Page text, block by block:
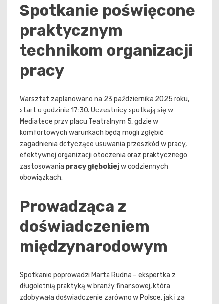
Spotkanie poświęcone
praktycznym
technikom organizacji
pracy
Warsztat zaplanowano na 23 października 2025 roku,
start o godzinie 17:30. Uczestnicy spotkają się w
Mediatece przy placu Teatralnym 5, gdzie w
komfortowych warunkach będą mogli zgłębić
zagadnienia dotyczące usuwania przeszkód w pracy,
efektywnej organizacji otoczenia oraz praktycznego
zastosowania pracy głębokiejw codziennych
obowiązkach.
Prowadząca z
doświadczeniem
międzynarodowym
Spotkanie poprowadzi Marta Rudna – ekspertka z
długoletnią praktyką w branży finansowej, która
zdobywała doświadczenie zarówno w Polsce, jak i za